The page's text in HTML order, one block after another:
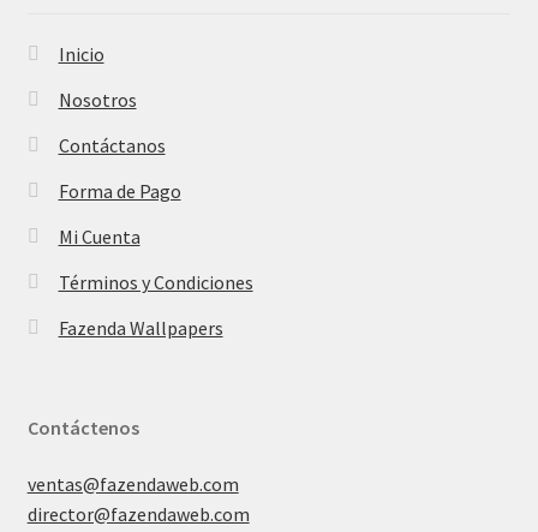
Inicio
Nosotros
Contáctanos
Forma de Pago
Mi Cuenta
Términos y Condiciones
Fazenda Wallpapers
Contáctenos
ventas@fazendaweb.com
director@fazendaweb.com